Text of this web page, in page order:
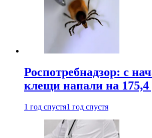
Роспотребнадзор: с
клещи напали на 175,4
1 год спустя1 год спустя